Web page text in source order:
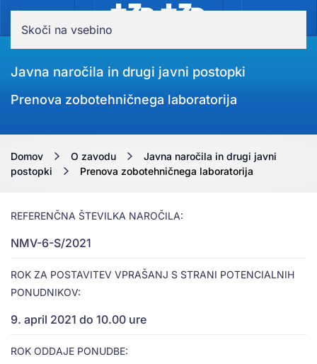
Skoči na vsebino
Javna naročila in drugi javni postopki
Prenova zobotehničnega laboratorija
Domov O zavodu
Javna naročila in drugi javni
postopki
Prenova zobotehničnega laboratorija
REFERENČNA ŠTEVILKA NAROČILA:
NMV-6-S/2021
ROK ZA POSTAVITEV VPRAŠANJ S STRANI POTENCIALNIH
PONUDNIKOV:
9. april 2021 do 10.00 ure
ROK ODDAJE PONUDBE: